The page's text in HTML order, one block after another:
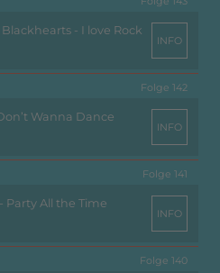
- I love Rock
INFO
Folge 142
Wanna Dance
INFO
Folge 141
Party All the Time
INFO
Folge 140